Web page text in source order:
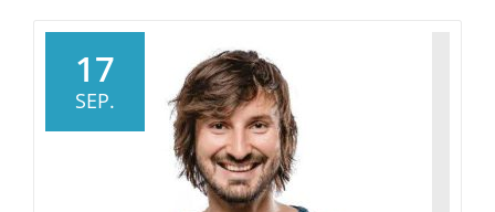
Pferde
im
digitalen
Zeitalter
–
Cyber-
17
SEP.